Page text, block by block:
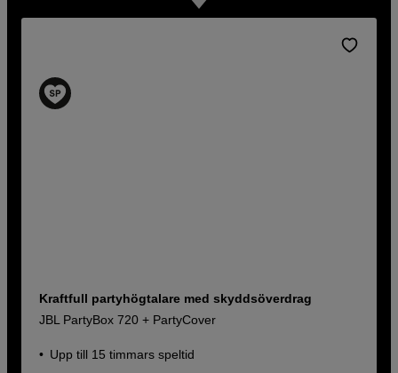
Kraftfull partyhögtalare med skyddsöverdrag
JBL PartyBox 720 + PartyCover
Upp till 15 timmars speltid